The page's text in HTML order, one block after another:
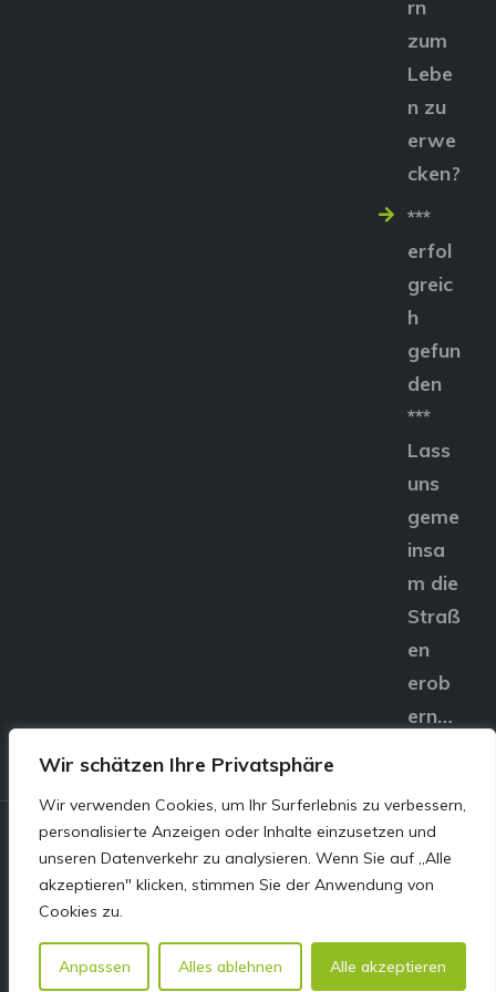
Wir schätzen Ihre Privatsphäre
Wir verwenden Cookies, um Ihr Surferlebnis zu verbessern,
personalisierte Anzeigen oder Inhalte einzusetzen und
unseren Datenverkehr zu analysieren. Wenn Sie auf „Alle
akzeptieren" klicken, stimmen Sie der Anwendung von
Cookies zu.
Anpassen Alles ablehnen Alle akzeptieren
rn
zum
Lebe
n zu
erwe
cken?
***
erfol
greic
h
gefun
den
***
Lass
uns
geme
insa
m die
Straß
en
erob
ern…
© E&S Motors GmbH,
Linzer Straße 83 4240
Freistadt